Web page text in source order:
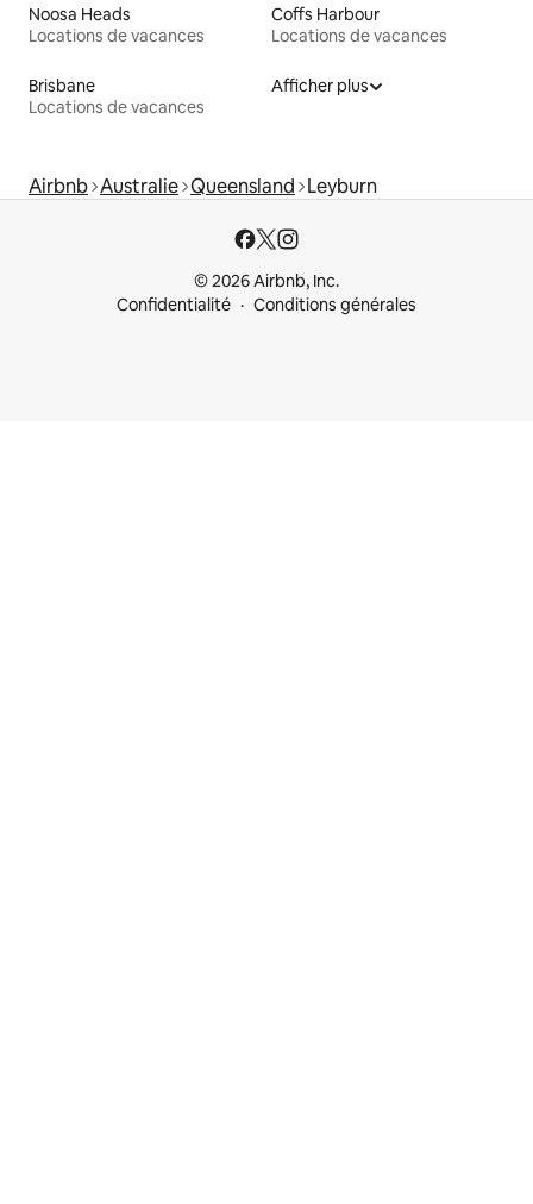
Noosa Heads
Locations de vacances
Coffs Harbour
Locations de vacances
Brisbane
Locations de vacances
Afficher plus
Airbnb Australie Queensland Leyburn
© 2026 Airbnb, Inc.
Confidentialité
Conditions générales